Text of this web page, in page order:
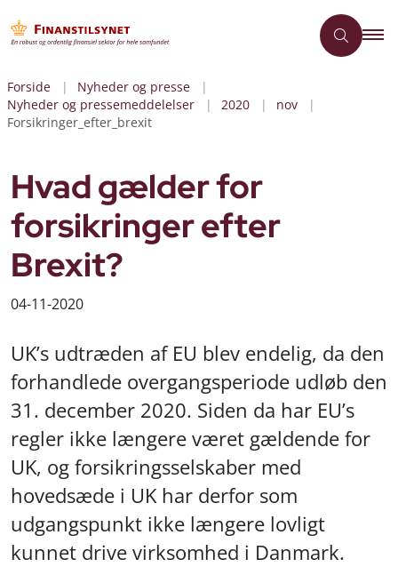
Forside
Nyheder og presse
Nyheder og pressemeddelelser
2020
nov
Forsikringer_efter_brexit
Hvad gælder for
forsikringer efter
Brexit?
04-11-2020
UK’s udtræden af EU blev endelig, da den
forhandlede overgangsperiode udløb den
31. december 2020. Siden da har EU’s
regler ikke længere været gældende for
UK, og forsikringsselskaber med
hovedsæde i UK har derfor som
udgangspunkt ikke længere lovligt
kunnet drive virksomhed i Danmark.